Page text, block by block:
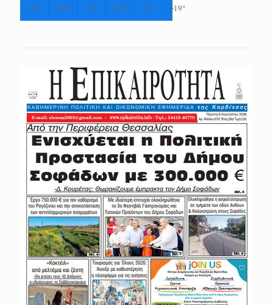
+24° +23° +23° +23° +19° +19°